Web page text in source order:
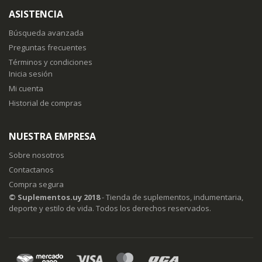
de
noticias:
ASISTENCIA
Búsqueda avanzada
Preguntas frecuentes
Términos y condiciones
Inicia sesión
Mi cuenta
Historial de compras
NUESTRA EMPRESA
Sobre nosotros
Contactanos
Compra segura
© Suplementos.uy 2018- Tienda de suplementos, indumentaria,
deporte y estilo de vida. Todos los derechos reservados.